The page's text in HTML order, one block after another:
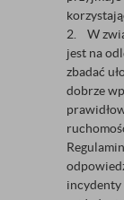
2. W
jest na
zbadać
dobrze
incydenty